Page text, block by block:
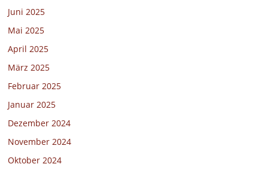
Juni 2025
Mai 2025
April 2025
März 2025
Februar 2025
Januar 2025
Dezember 2024
November 2024
Oktober 2024